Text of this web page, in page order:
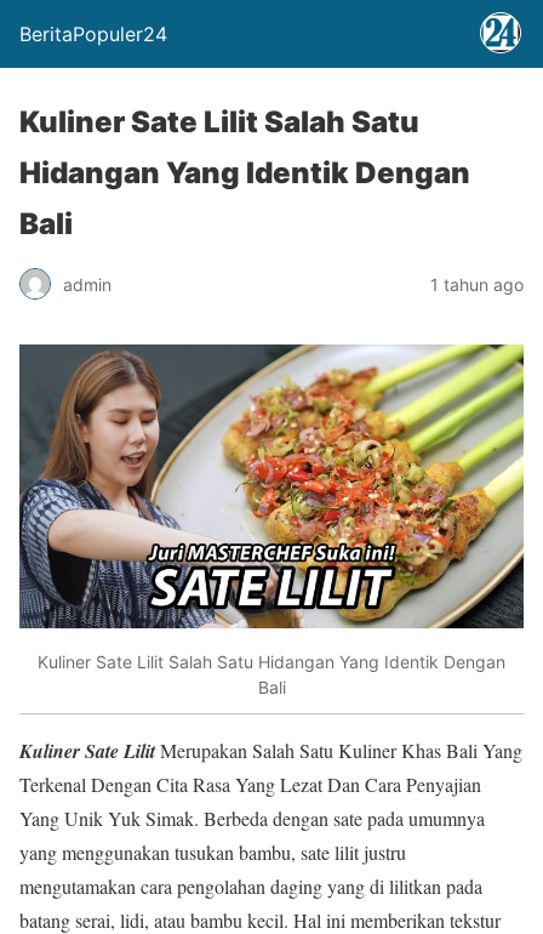
BeritaPopuler24
Kuliner Sate Lilit Salah Satu
Hidangan Yang Identik Dengan
Bali
admin 1 tahun ago
Kuliner Sate Lilit Salah Satu Hidangan Yang Identik Dengan
Bali
Kuliner Sate LilitMerupakan Salah Satu Kuliner Khas Bali Yang
Terkenal Dengan Cita Rasa Yang Lezat Dan Cara Penyajian
Yang Unik Yuk Simak. Berbeda dengan sate pada umumnya
yang menggunakan tusukan bambu, sate lilit justru
mengutamakan cara pengolahan daging yang di lilitkan pada
batang serai, lidi, atau bambu kecil. Hal ini memberikan tekstur